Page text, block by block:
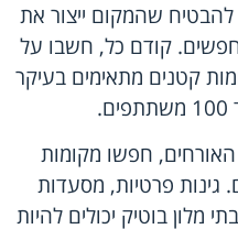
להבטיח שהמקום ייצור את
קודם כל, חשבו על
קטנים מתאימים בעיקר
חפשו מקומות
גינות פרטיות, מסעדות
מלון בוטיק יכולים להיות